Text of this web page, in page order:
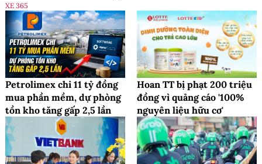
XE 365
Petrolimex chi 11 tỷ đồng
mua phần mềm, dự phòng
tồn kho tăng gấp 2,5 lần
Hoan TT bị phạt 200 triệu
đồng vì quảng cáo '100%
nguyên liệu hữu cơ'